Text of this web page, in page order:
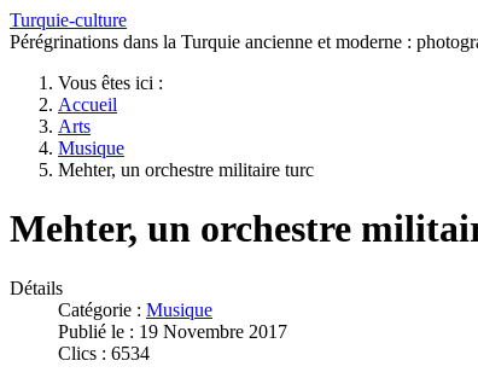
Turquie-culture
Pérégrinations dans la Turquie ancienne et moderne :
Vous êtes ici :
Accueil
Arts
Musique
Mehter, un orchestre militaire turc
Mehter, un orchestre
Détails
Catégorie : Musique
Publié le : 19 Novembre 2017
Clics : 6534